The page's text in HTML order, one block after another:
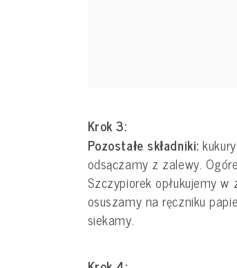
Krok 3:
Pozostałe składniki:
odsączamy z zalewy.
Szczypiorek opłukujemy w
osuszamy na ręczniku
siekamy.